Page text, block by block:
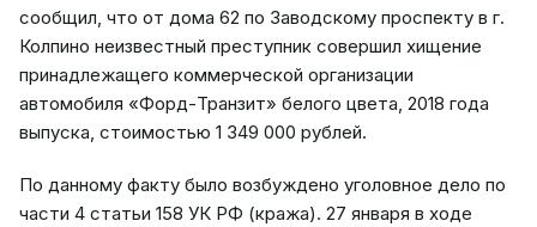
сообщил, что от дома 62 по Заводскому проспекту в г.
Колпино неизвестный преступник совершил хищение
принадлежащего коммерческой организации
автомобиля «Форд-Транзит» белого цвета, 2018 года
выпуска, стоимостью 1 349 000 рублей.
По данному факту было возбуждено уголовное дело по
части 4 статьи 158 УК РФ (кража). 27 января в ходе